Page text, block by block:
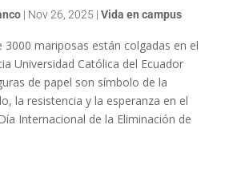
| Nov 26, 2025 | Vida en campus
3000 mariposas están colgadas en el
Universidad Católica del Ecuador
de papel son símbolo de la
la resistencia y la esperanza en el
Internacional de la Eliminación de